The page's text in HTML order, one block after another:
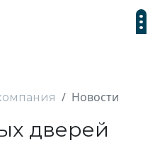
Новости
дверей